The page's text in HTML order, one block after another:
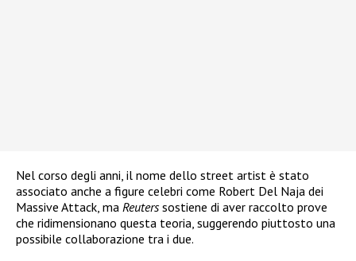
Nel corso degli anni, il nome dello street artist è stato
associato anche a figure celebri come Robert Del Naja dei
Massive Attack, ma Reuterssostiene di aver raccolto prove
che ridimensionano questa teoria, suggerendo piuttosto una
possibile collaborazione tra i due.